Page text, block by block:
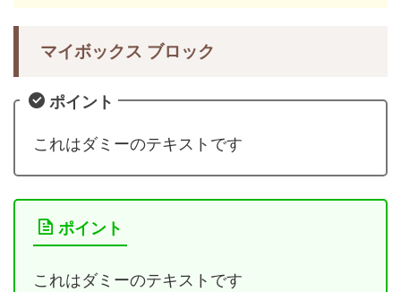
マイボックス ブロック
ポイント
これはダミーのテキストです
ポイント
これはダミーのテキストです